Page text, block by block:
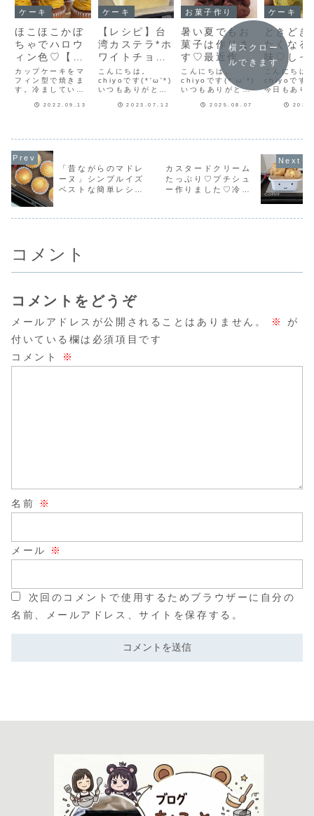
ケーキ
ほこほこかぼ
ちゃでハロウ
ィン色♡【か
ぼちゃモンブ
ランケーキ】
カップケーキをマ
フィン型で焼きま
す。冷ましている
ーム作り。かぼち
りました。ほこほ
こかぼちゃだった
ので、色もキレイ
で絞りやすいクリ
ームになりまし
た。別で生クリー
ム...
2022.09.13
ケーキ
【レシピ】台
湾カステラ*ホ
ワイトチョコ
*♡しっとり感
ましまし♡冷
やして美味し
いしゅわしゅ
こんにちは。
chiyoです(*'ω'*)
いつもありがとう
ステラを作ってい
た。ホワイトチョ
コは「しっとり」
のために入れてい
2023.07.12
お菓子作り
暑い夏でもお
菓子は作りま
す♡最近作っ
たお菓子をま
とめて紹介！
こんにちは。
chiyoです(*'ω'*)
いつもありがとう
ひとつさせてね今
ーとクリームチー
ズのマフィン」ブ
ルーベリーマフィ
2025.08.07
ケーキ
ときどき
たくなる
味♡しっ
抹茶の台
ステラ焼
した！
こんにちは
chiyoです
今日もあり
初にお知ら
た♡♡♥大人
「くまの板
クッキー」
れた、すっ
わいい
ん...
横スクロー
ルできます
「昔ながらのマドレ
ーヌ」シンプルイズ
ベストな簡単レシピ
カスタードクリーム
たっぷり♡プチシュ
ー作りました♡冷や
コメント
コメントをどうぞ
メールアドレスが公開されることはありません。 ※
が
付いている欄は必須項目です
コメント
※
名前 ※
メール ※
次回のコメントで使用するためブラウザーに自分の
名前、メールアドレス、サイトを保存する。